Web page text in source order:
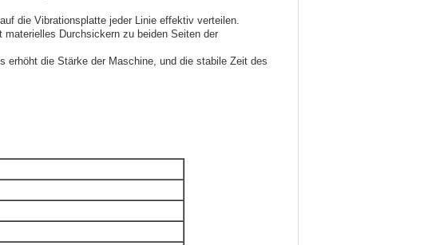
die Vibrationsplatte jeder Linie effektiv verteilen.
Durchsickern zu beiden Seiten der
die Stärke der Maschine, und die stabile Zeit des